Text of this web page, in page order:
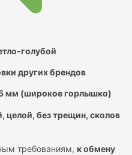
голубой
других брендов
мм (широкое горлышко)
целой, без трещин, сколов
требованиям, к обмену